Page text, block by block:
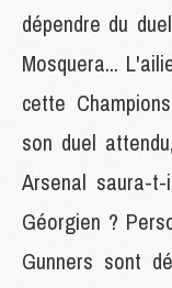
dépendre du
Mosquera...
cette
son duel
Arsenal saura-
Géorgien ?
Gunners sont